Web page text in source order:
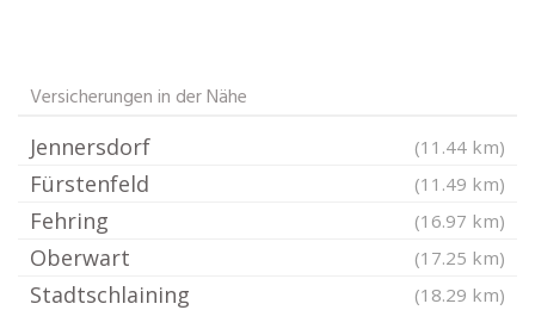
Versicherungen in der Nähe
Jennersdorf (11.44 km)
Fürstenfeld (11.49 km)
Fehring (16.97 km)
Oberwart (17.25 km)
Stadtschlaining (18.29 km)